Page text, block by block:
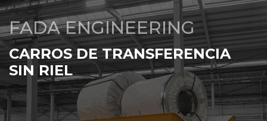
FADA ENGINEERING
CARROS DE TRANSFERENCIA
SIN RIEL